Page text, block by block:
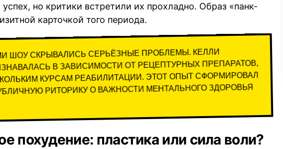
но критики встретили их прохладно. Образ «панк-
карточкой того периода.
ШОУ СКРЫВАЛИСЬ СЕРЬЁЗНЫЕ ПРОБЛЕМЫ. КЕЛЛИ
В ЗАВИСИМОСТИ ОТ РЕЦЕПТУРНЫХ ПРЕПАРАТОВ,
КУРСАМ РЕАБИЛИТАЦИИ. ЭТОТ ОПЫТ СФОРМИРОВАЛ
РИТОРИКУ О ВАЖНОСТИ МЕНТАЛЬНОГО ЗДОРОВЬЯ
похудение: пластика или сила воли?